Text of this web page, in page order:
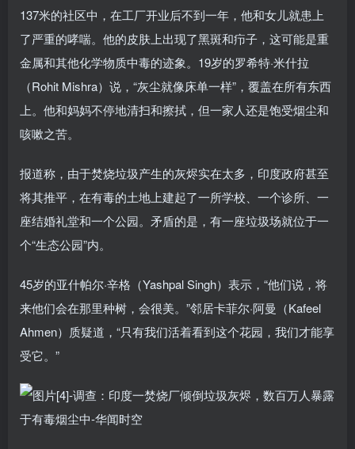
137米的社区中，在工厂开业后不到一年，他和女儿就患上
了严重的哮喘。他的皮肤上出现了黑斑和疖子，这可能是重
金属和其他化学物质中毒的迹象。19岁的罗希特·米什拉
（Rohit Mishra）说，“灰尘就像床单一样”，覆盖在所有东西
上。他和妈妈不停地清扫和擦拭，但一家人还是饱受烟尘和
咳嗽之苦。
报道称，由于焚烧垃圾产生的灰烬实在太多，印度政府甚至
将其推平，在有毒的土地上建起了一所学校、一个诊所、一
座结婚礼堂和一个公园。矛盾的是，有一座垃圾场就位于一
个“生态公园”内。
45岁的亚什帕尔·辛格（Yashpal Singh）表示，“他们说，将
来他们会在那里种树，会很美。”邻居卡菲尔·阿曼（Kafeel
Ahmen）质疑道，“只有我们活着看到这个花园，我们才能享
受它。”